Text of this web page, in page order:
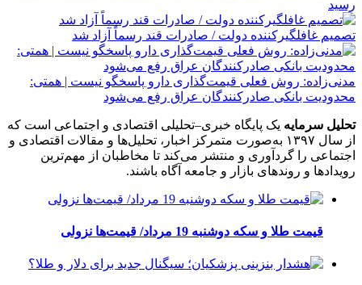
رسید
تصمیم غافلگیرکننده دولت / صادرات قند رسماً آزاد شد
مدنی‌زاده: روش فعلی قیمت‌گذاری دارو پاسخگو نیست | همتی:
محدودیت بانکی صادرکنندگان عراق رفع می‌شود
تحلیل سرمایه یک پایگاه خبری–تحلیلی اقتصادی و اجتماعی است که
از سال ۱۳۹۷ به‌صورت متمرکز اخبار، تحلیل‌ها و مقالات اقتصادی و
اجتماعی را گردآوری و منتشر می‌کند تا مخاطبان از مهم‌ترین
رویدادها و روندهای بازار و جامعه آگاه باشند.
قیمت طلا و سکه دوشنبه 19 مرداد/ قیمت‌ها نزولی